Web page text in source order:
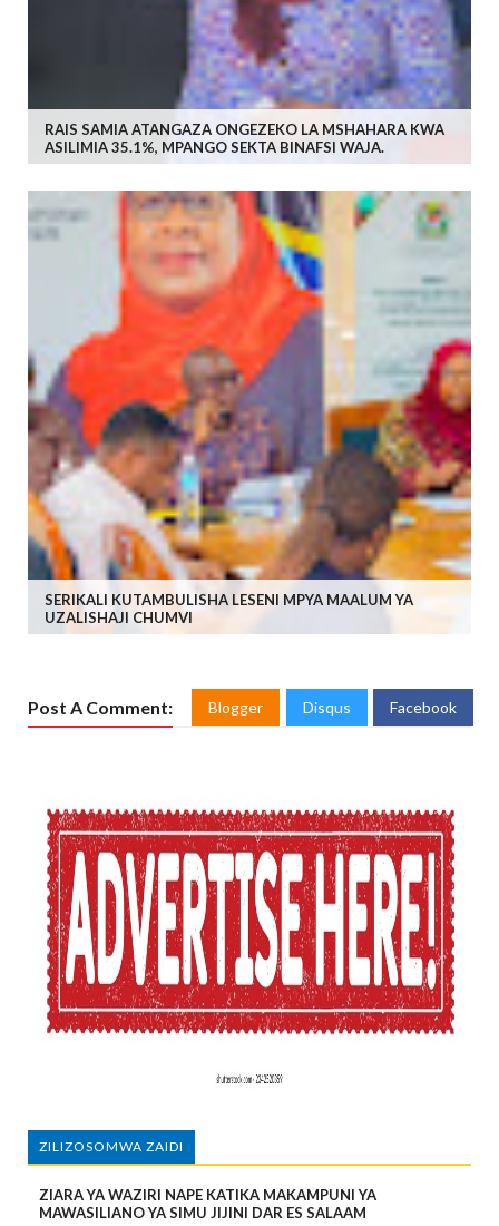
RAIS SAMIA ATANGAZA ONGEZEKO LA MSHAHARA KWA
ASILIMIA 35.1%, MPANGO SEKTA BINAFSI WAJA.
SERIKALI KUTAMBULISHA LESENI MPYA MAALUM YA
UZALISHAJI CHUMVI
Post A Comment: Blogger Disqus Facebook
ZILIZOSOMWA ZAIDI
ZIARA YA WAZIRI NAPE KATIKA MAKAMPUNI YA
MAWASILIANO YA SIMU JIJINI DAR ES SALAAM